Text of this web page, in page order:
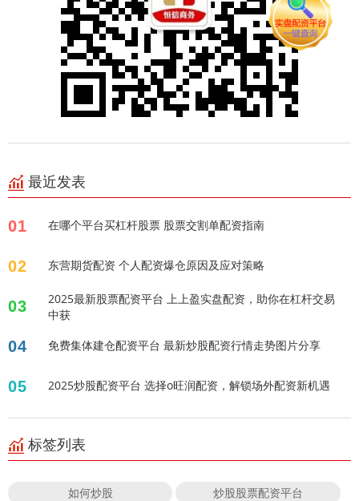
最近发表
01 在哪个平台买杠杆股票 股票交割单配资指南
02 东营期货配资 个人配资爆仓原因及应对策略
03
2025最新股票配资平台 上上盈实盘配资，助你在杠杆交易
中获
04 免费集体建仓配资平台 最新炒股配资行情走势图片分享
05 2025炒股配资平台 选择o旺润配资，解锁场外配资新机遇
标签列表
如何炒股 炒股股票配资平台